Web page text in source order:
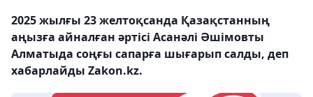
2025 жылғы 23 желтоқсанда Қазақстанның
аңызға айналған әртісі Асанәлі Әшімовты
Алматыда соңғы сапарға шығарып салды, деп
хабарлайды Zakon.kz.